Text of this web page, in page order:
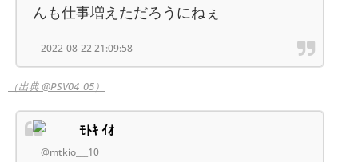
んも仕事増えただろうにねぇ
2022-08-22 21:09:58
（出典 @PSV04_05）
ﾓﾄｷ ｲｵ
@mtkio___10